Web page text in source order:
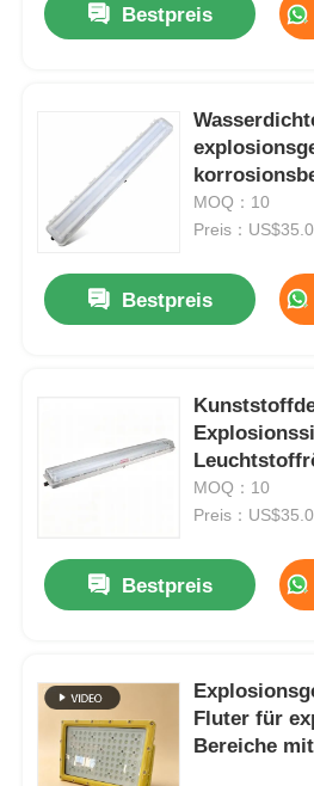
Produkte
Über uns
Fabrik Tour
Qualitätskontrolle
Kontakt
Explosionssicheres
explosionsgeschützter
Bestpreis
Leuchtstoff-/
BYS-Serie
MOQ：10
Preis：
Bestpreis
MOQ：10
Preis：
Bestpreis
Fluter für
Bereiche